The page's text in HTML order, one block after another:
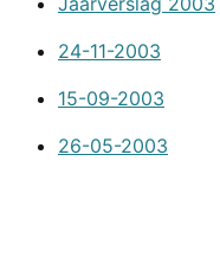
24-11-2003
15-09-2003
26-05-2003